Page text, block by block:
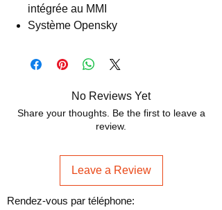
intégrée au MMI
Système Opensky
No Reviews Yet
Share your thoughts. Be the first to leave a
review.
Leave a Review
Rendez-vous par téléphone: